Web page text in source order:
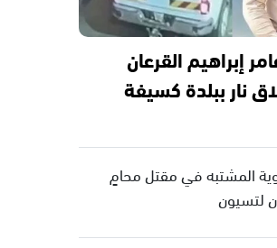
إبراهيم القرعان
نار ببلدة كسيفة
المشتبه في مقتل محامٍ
لتسيون